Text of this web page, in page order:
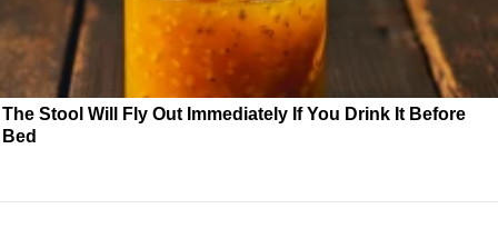
The Stool Will Fly Out Immediately If You Drink It Before
Bed